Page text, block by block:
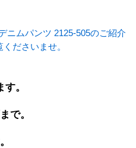
ニムパンツ 2125-505のご紹介
ださいませ。
。
で。